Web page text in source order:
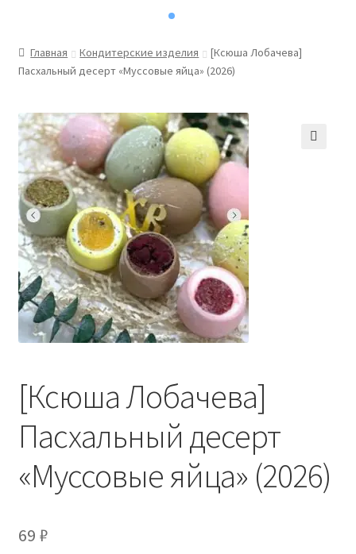
Главная Кондитерские изделия
[Ксюша Лобачева]
Пасхальный десерт «Муссовые яйца» (2026)
[Ксюша Лобачева]
Пасхальный десерт
«Муссовые яйца» (2026)
69 ₽